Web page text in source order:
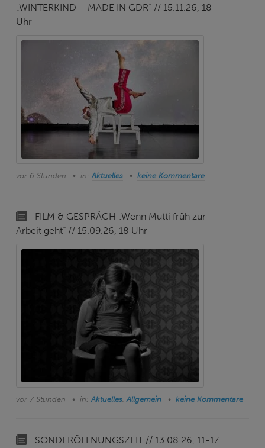
„WINTERKIND – MADE IN GDR“ // 15.11.26, 18
Uhr
vor 6 Stunden in:Aktuelles keine Kommentare
FILM & GESPRÄCH „Wenn Mutti früh zur
Arbeit geht“ // 15.09.26, 18 Uhr
vor 7 Stunden in:Aktuelles,Allgemein keine Kommentare
SONDERÖFFNUNGSZEIT // 13.08.26, 11-17